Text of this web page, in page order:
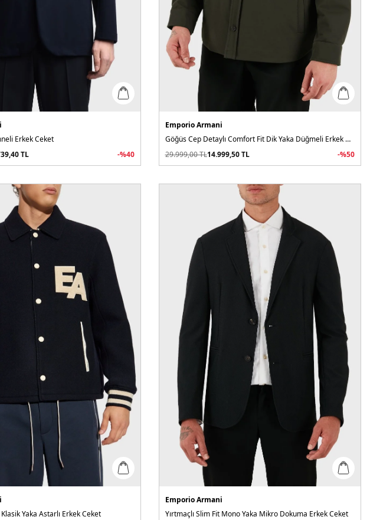
Erkek Ceket
TL -%40
Emporio Armani
Göğüs Cep Detaylı Comfort Fit Dik Yaka Düğmeli Erkek Ceket
29.999,00TL14.999,50TL -%50
Yaka Astarlı Erkek Ceket
Emporio Armani
Yırtmaçlı Slim Fit Mono Yaka Mikro Dokuma Erkek Ceket